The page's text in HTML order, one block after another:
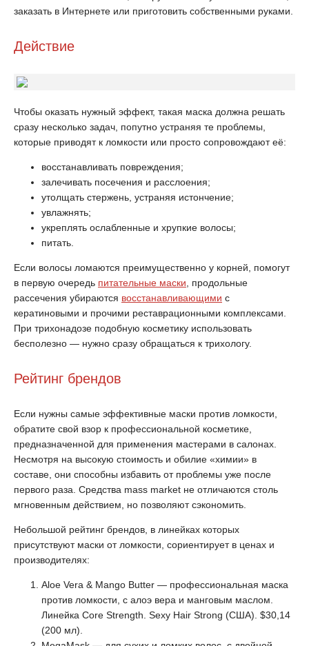
заказать в Интернете или приготовить собственными руками.
Действие
Чтобы оказать нужный эффект, такая маска должна решать
сразу несколько задач, попутно устраняя те проблемы,
которые приводят к ломкости или просто сопровождают её:
восстанавливать повреждения;
залечивать посечения и расслоения;
утолщать стержень, устраняя истончение;
увлажнять;
укреплять ослабленные и хрупкие волосы;
питать.
Если волосы ломаются преимущественно у корней, помогут
в первую очередь питательные маски , продольные
рассечения убираются восстанавливающими с
кератиновыми и прочими реставрационными комплексами.
При трихонадозе подобную косметику использовать
бесполезно — нужно сразу обращаться к трихологу.
Рейтинг брендов
Если нужны самые эффективные маски против ломкости,
обратите свой взор к профессиональной косметике,
предназначенной для применения мастерами в салонах.
Несмотря на высокую стоимость и обилие «химии» в
составе, они способны избавить от проблемы уже после
первого раза. Средства mass market не отличаются столь
мгновенным действием, но позволяют сэкономить.
Небольшой рейтинг брендов, в линейках которых
присутствуют маски от ломкости, сориентирует в ценах и
производителях:
Aloe Vera & Mango Butter — профессиональная маска
против ломкости, с алоэ вера и манговым маслом.
Линейка Core Strength. Sexy Hair Strong (США). $30,14
(200 мл).